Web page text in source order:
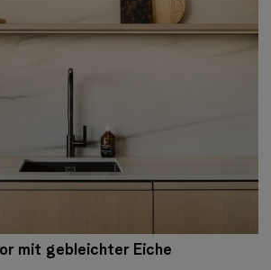
mit gebleichter Eiche